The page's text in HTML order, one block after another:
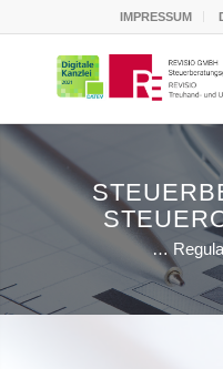
IMPRESSUM
…